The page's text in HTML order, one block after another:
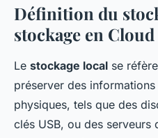
Définition du
stockage en Cloud
Le stockage local se
préserver des
physiques, tels que des
clés USB, ou des serveurs